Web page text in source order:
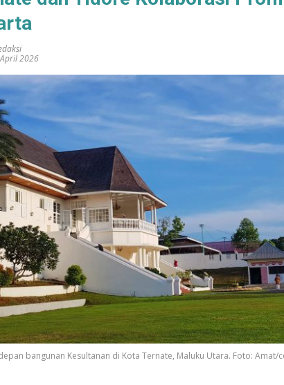
2026
bangunan Kesultanan di Kota Ternate, Maluku Utara. Foto: Amat/